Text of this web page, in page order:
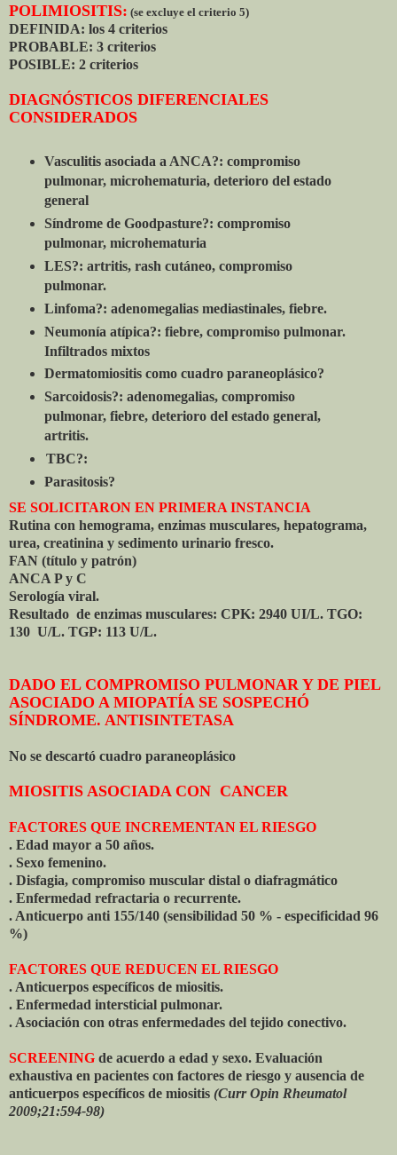
POLIMIOSITIS: (se excluye el criterio 5)
DEFINIDA: los 4 criterios
PROBABLE: 3 criterios
POSIBLE: 2 criterios
DIAGNÓSTICOS DIFERENCIALES
CONSIDERADOS
Vasculitis asociada a ANCA?: compromiso
pulmonar, microhematuria, deterioro del estado
general
Síndrome de Goodpasture?: compromiso
pulmonar, microhematuria
LES?: artritis, rash cutáneo, compromiso
pulmonar.
Linfoma?: adenomegalias mediastinales, fiebre.
Neumonía atípica?: fiebre, compromiso pulmonar.
Infiltrados mixtos
Dermatomiositis como cuadro paraneoplásico?
Sarcoidosis?: adenomegalias, compromiso
pulmonar, fiebre, deterioro del estado general,
artritis.
TBC?:
Parasitosis?
SE SOLICITARON EN PRIMERA INSTANCIA
Rutina con hemograma, enzimas musculares, hepatograma,
urea, creatinina y sedimento urinario fresco.
FAN (título y patrón)
ANCA P y C
Serología viral.
Resultado de enzimas musculares: CPK: 2940 UI/L. TGO:
130 U/L. TGP: 113 U/L.
DADO EL COMPROMISO PULMONAR Y DE PIEL
ASOCIADO A MIOPATÍA SE SOSPECHÓ
SÍNDROME. ANTISINTETASA
No se descartó cuadro paraneoplásico
MIOSITIS ASOCIADA CON CANCER
FACTORES QUE INCREMENTAN EL RIESGO
. Edad mayor a 50 años.
. Sexo femenino.
. Disfagia, compromiso muscular distal o diafragmático
. Enfermedad refractaria o recurrente.
. Anticuerpo anti 155/140 (sensibilidad 50 % - especificidad 96
%)
FACTORES QUE REDUCEN EL RIESGO
. Anticuerpos específicos de miositis.
. Enfermedad intersticial pulmonar.
. Asociación con otras enfermedades del tejido conectivo.
SCREENING de acuerdo a edad y sexo. Evaluación
exhaustiva en pacientes con factores de riesgo y ausencia de
anticuerpos específicos de miositis (Curr Opin Rheumatol
2009;21:594-98)